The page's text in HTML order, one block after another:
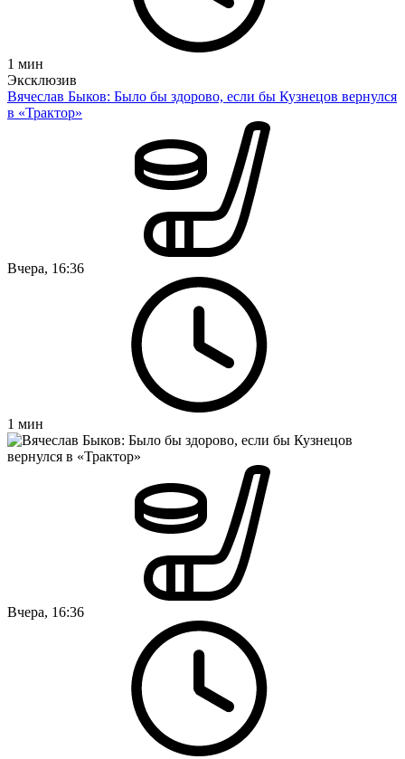
1 мин
Эксклюзив
Вячеслав Быков: Было бы здорово, если бы Кузнецов вернулся
в «Трактор»
Вчера, 16:36
1 мин
Вчера, 16:36